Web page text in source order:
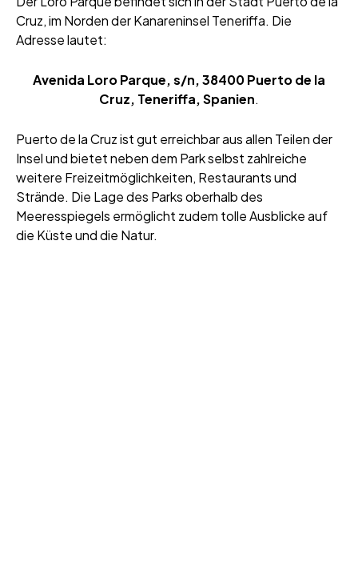
Cruz, im Norden der Kanareninsel Teneriffa. Die
Adresse lautet:
Avenida Loro Parque, s/n, 38400 Puerto de la
Cruz, Teneriffa, Spanien.
Puerto de la Cruz ist gut erreichbar aus allen Teilen der
Insel und bietet neben dem Park selbst zahlreiche
weitere Freizeitmöglichkeiten, Restaurants und
Strände. Die Lage des Parks oberhalb des
Meeresspiegels ermöglicht zudem tolle Ausblicke auf
die Küste und die Natur.